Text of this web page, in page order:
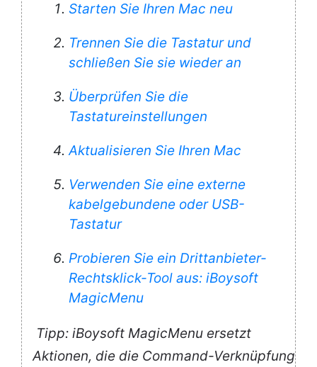
Starten Sie Ihren Mac neu
Trennen Sie die Tastatur und
schließen Sie sie wieder an
Überprüfen Sie die
Tastatureinstellungen
Aktualisieren Sie Ihren Mac
Verwenden Sie eine externe
kabelgebundene oder USB-
Tastatur
Probieren Sie ein Drittanbieter-
Rechtsklick-Tool aus: iBoysoft
MagicMenu
Tipp: iBoysoft MagicMenu ersetzt
Aktionen, die die Command-Verknüpfung